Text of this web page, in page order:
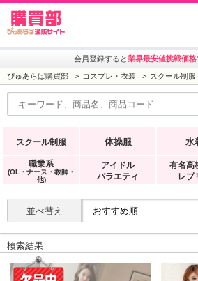
会員登録すると業界最安値挑戦価格
ぴゅあらば購買部 コスプレ・衣装 スクール制服
スクール制服 体操服 水
職業系
(OL・ナース・教師・
他)
アイドル
バラエティ
有名高
レプ
並べ替え
検索結果